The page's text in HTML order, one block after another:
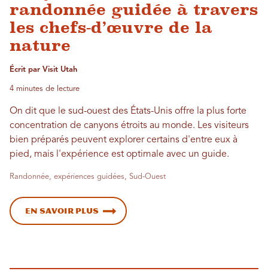
randonnée guidée à travers
les chefs-d’œuvre de la
nature
Écrit par Visit Utah
4 minutes de lecture
On dit que le sud-ouest des États-Unis offre la plus forte
concentration de canyons étroits au monde. Les visiteurs
bien préparés peuvent explorer certains d'entre eux à
pied, mais l'expérience est optimale avec un guide.
Randonnée, expériences guidées, Sud-Ouest
En savoir plus